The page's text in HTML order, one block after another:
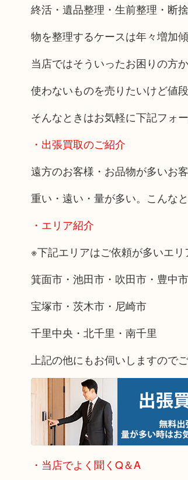
終活・遺品整理・生前整理・断
物を整理するケースは年々増加傾
当店ではそういったお困りの方
使わないものを売りたいけど値
そんなときはお気軽に下記フォ
・出張買取のご紹介
遠方のお客様・お品物が多いお
重い・遠い・量が多い。こんな
・エリア紹介
※下記エリアはご依頼が多いエリ
箕面市・池田市・吹田市・豊中市
宝塚市・茨木市・尼崎市
千里中央・北千里・南千里
上記の他にもお伺いしますので
・当店でよく聞くQ＆A